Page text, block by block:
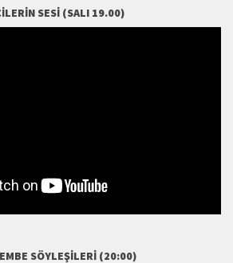
SESI (SALI 19.00)
SÖYLEŞILERI (20:00)